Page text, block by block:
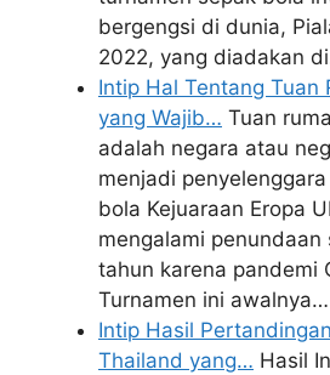
bergengsi di dunia,
2022, yang diadakan
Intip Hal Tentang Tuan
yang Wajib… Tuan
adalah negara atau
menjadi
bola Kejuaraan Eropa
mengalami penundaan
tahun karena pandemi
Turnamen ini awalnya…
Intip Hasil
Thailand yang… Hasil